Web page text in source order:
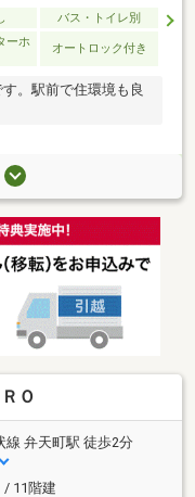
バス・トイレ別
ーホ
オートロック付き
。駅前で住環境も良
Ｏ
線 弁天町駅 徒歩2分
/ 11階建